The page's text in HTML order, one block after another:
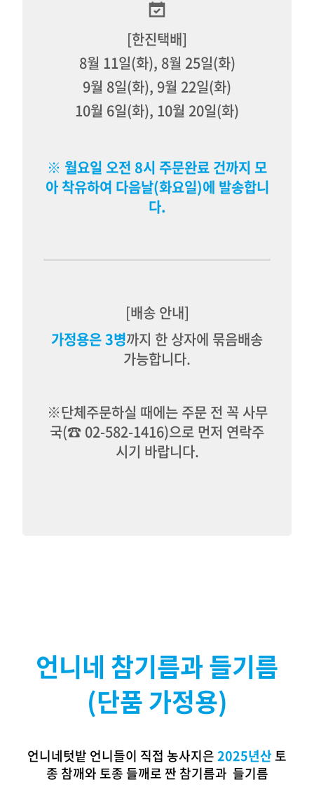
[한진택배]
8월 11일(화), 8월 25일(화)
9월 8일(화), 9월 22일(화)
10월 6일(화), 10월 20일(화)
※ 월요일 오전 8시 주문완료 건까지 모
아 착유하여 다음날(화요일)에 발송합니
다.
[배송 안내]
가정용은 3병까지 한 상자에 묶음배송
가능합니다.
※단체주문하실 때에는 주문 전 꼭 사무
국(☎ 02-582-1416)으로 먼저 연락주
시기 바랍니다.
언니네 참기름과 들기름
(단품 가정용)
언니네텃밭 언니들이 직접 농사지은2025년산 토
종 참깨와 토종 들깨로 짠 참기름과 들기름